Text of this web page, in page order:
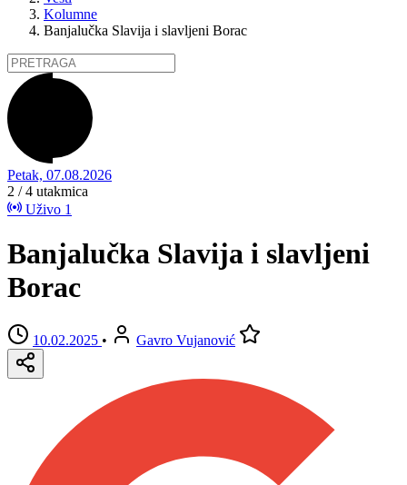
Kolumne
Banjalučka Slavija i slavljeni Borac
Petak, 07.08.2026
2 / 4 utakmica
Uživo 1
Banjalučka Slavija i slavljeni
Borac
10.02.2025 • Gavro Vujanović